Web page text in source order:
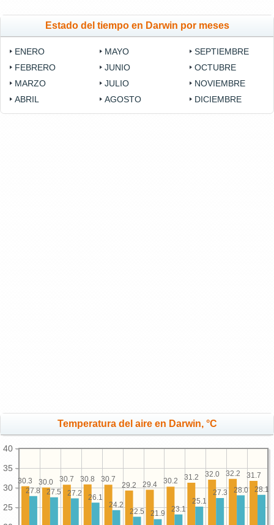
Estado del tiempo en Darwin por meses
ENERO
FEBRERO
MARZO
ABRIL
MAYO
JUNIO
JULIO
AGOSTO
SEPTIEMBRE
OCTUBRE
NOVIEMBRE
DICIEMBRE
Temperatura del aire en Darwin, °C
25
30
35
40
31.7
32.2
32.0
31.2
30.2
29.4
29.2
30.7
30.8
30.7
30.0
30.3
28.1
28.0
27.3
25.1
23.1
21.9
22.5
24.2
26.1
27.2
27.5
27.8